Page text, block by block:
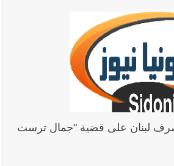
لبنان على قضية "جمال ترست